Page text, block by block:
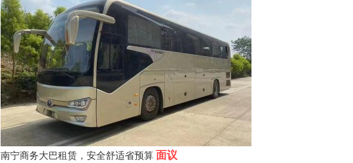
南宁商务大巴租赁，安全舒适省预算面议